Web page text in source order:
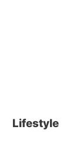
Lifestyle